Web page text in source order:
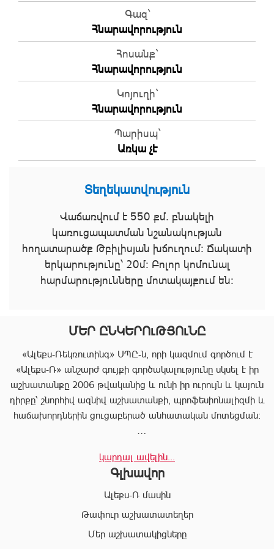
Գազ`
Հնարավորություն
Հոսանք`
Հնարավորություն
Կոյուղի`
Հնարավորություն
Պարիսպ`
Առկա չէ
Տեղեկատվություն
Վաճառվում է 550 քմ. բնակելի
կառուցապատման նշանակության
հողատարածք Թբիլիսյան խճուղում։ Ճակատի
երկարությունը՝ 20մ։ Բոլոր կոմունալ
հարմարությունները մոտակայքում են։
ՄԵՐ ԸՆԿԵՐՈւԹՅՈւՆԸ
«Ալեքս-Ռեկռուտինգ» ՍՊԸ-ն, որի կազմում գործում է
«Ալեքս-Ռ» անշարժ գույքի գործակալությունը սկսել է իր
աշխատանքը 2006 թվականից և ունի իր ուրույն և կայուն
դիրքը՝ շնորհիվ ազնիվ աշխատանքի, պրոֆեսիոնալիզմի և
հաճախորդներին ցուցաբերած անհատական մոտեցման:
ամբողջական փաթեթ, որը թույլ է տալիս հաճախորդին
արագ իրագործել ցանկացած գործարք անշարժ գույքի
ոլորտում:
շնորհիվ՝ «Ալեքս-Ռ» ընկերության պրոֆեսիոնալ
անձնակազմը Ձեզ կօգնի իրականացնել շահավետ
կարդալ ավելին...
Գլխավոր
Ալեքս-Ռ մասին
Թափուր աշխատատեղեր
Մեր աշխատակիցները